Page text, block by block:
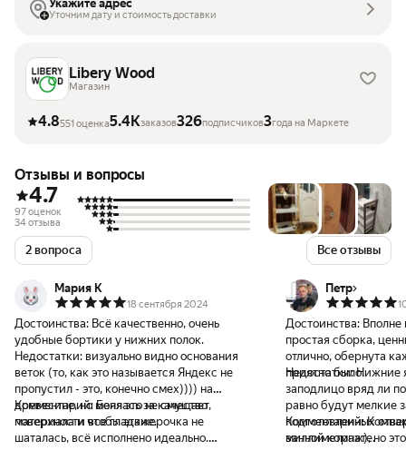
Укажите адрес
Уточним дату и стоимость доставки
Libery Wood
Магазин
4.8551 оценка5.4Kзаказов326подписчиков3года на Маркете
Отзывы и вопросы
4.7
97 оценок
34 отзыва
2 вопроса Все отзывы
Мария К
18 сентября 2024
Достоинства: Всё качественно, очень
удобные бортики у нижних полок.
Недостатки: визуально видно основания
веток (то, как это называется Яндекс не
пропустил - это, конечно смех)))) на
древесине, но меня это не смущает,
поверхности все гладкие.
Комментарий: Боялась за качество
материала и чтобы этажерочка не
шаталась, всё исполнено идеально.
Петр
Достоинства: Вполне
простая сборка,
отлично, обернута
приятно было.
Недостатки: Нижние
заподлицо вряд ли
равно будут мелкие
подготовленных
миллиметраж), но
Комментарий:
ванной комнате.